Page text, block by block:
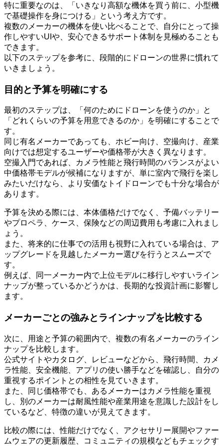
特に重要なのは、「いきなり高額な機体を買う前に、小型機
で基礎操作を身につける」という考え方です。
複数のメーカーの機体を使い比べることで、自分にとって操
作しやすいUIや、安心できるサポート体制を見極めることも
できます。
以下のステップを参考に、段階的にドローンの世界に慣れて
いきましょう。
目的と予算を明確にする
最初のステップは、「何のためにドローンを使うのか」と
「どれくらいの予算を用意できるのか」を明確にすることで
す。
同じ有名メーカーであっても、ホビー向け、空撮向け、産業
向けでは想定するユーザーや価格帯が大きく異なります。
空撮入門であれば、カメラ性能と飛行時間のバランスがよい
中価格帯モデルが候補になりますが、単に室内で飛行を楽し
みたいだけなら、より安価なトイドローンでも十分な場合が
あります。
予算を決める際には、本体価格だけでなく、予備バッテリー
やプロペラ、ケース、保険などの周辺費用も考慮に入れまし
ょう。
また、将来的に仕事での活用も視野に入れている場合は、ア
ップグレードを見越したメーカー選びを行うとスムーズで
す。
例えば、同一メーカー内で上位モデルに移行しやすいライン
ナップが整っているかどうかは、長期的な投資計画に影響し
ます。
メーカーごとの強みとラインナップを比較する
次に、用途と予算の範囲内で、複数の有名メーカーのライン
ナップを比較します。
公式サイトやカタログ、レビューなどから、飛行時間、カメ
ラ性能、安全機能、アプリの使い勝手などを確認し、自分の
重視するポイントとの相性を見ていきます。
また、同じ価格帯でも、あるメーカーはカメラ性能を重視
し、別のメーカーは耐風性能や産業用途を意識した設計をし
ているなど、特徴の違いが見えてきます。
比較の際には、性能だけでなく、アクセサリー展開やファー
ムウェアの更新履歴、コミュニティの規模などもチェックす